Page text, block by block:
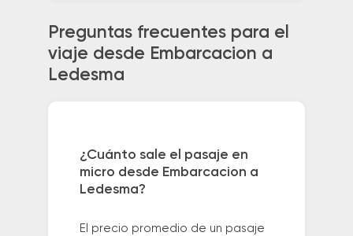
Preguntas frecuentes para el
viaje desde Embarcacion a
Ledesma
¿Cuánto sale el pasaje en
micro desde Embarcacion a
Ledesma?
El precio promedio de un pasaje